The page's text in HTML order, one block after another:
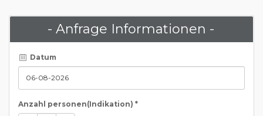
- Anfrage Informationen -
Datum
Anzahl personen(Indikation) *